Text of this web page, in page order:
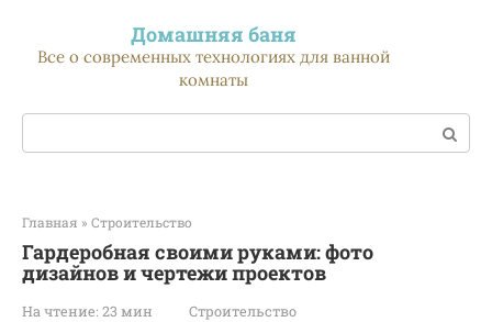
Домашняя баня
Все о современных технологиях для ванной
комнаты
Поиск:
Главная » Строительство
Гардеробная своими руками: фото
дизайнов и чертежи проектов
На чтение: 23 мин Строительство